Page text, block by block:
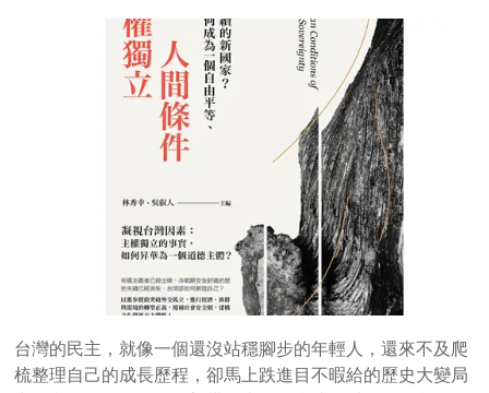
台灣的民主，就像一個還沒站穩腳步的年輕人，還來不及爬
梳整理自己的成長歷程，卻馬上跌進目不暇給的歷史大變局